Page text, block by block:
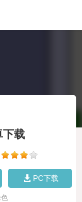
下载
PC下载